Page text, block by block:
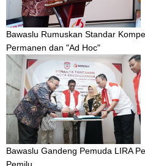
Bawaslu Rumuskan Standar
Permanen dan "Ad Hoc"
Bawaslu Gandeng Pemuda LIRA